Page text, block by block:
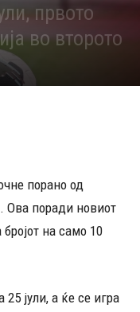
првото
во второто
порано од
Ова поради новиот
на само 10
јули, а ќе се игра